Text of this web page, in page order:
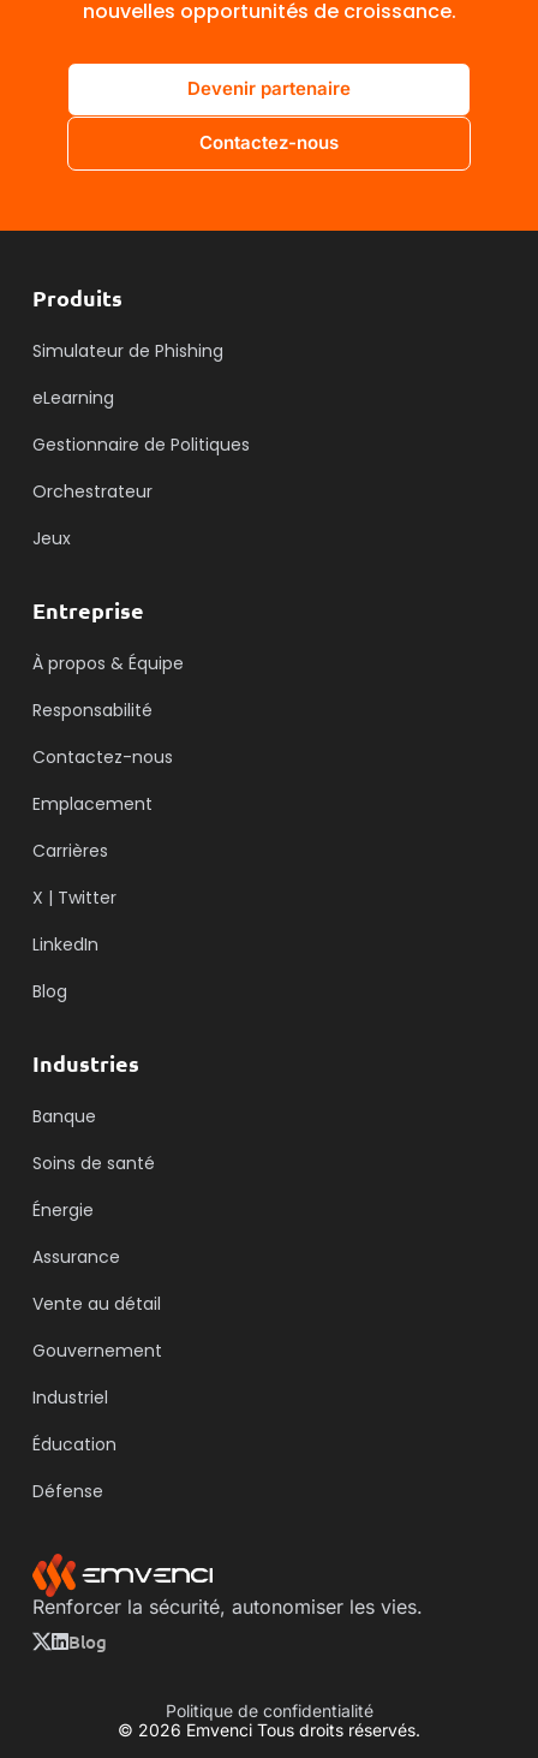
nouvelles opportunités de croissance.
Devenir partenaire
Contactez-nous
Renforcer la sécurité, autonomiser les vies.
Blog
Produits
Simulateur de Phishing
eLearning
Gestionnaire de Politiques
Orchestrateur
Jeux
Entreprise
À propos & Équipe
Responsabilité
Contactez-nous
Emplacement
Carrières
X | Twitter
LinkedIn
Blog
Industries
Banque
Soins de santé
Énergie
Assurance
Vente au détail
Gouvernement
Industriel
Éducation
Défense
© 2026 Emvenci Tous droits réservés.
Politique de confidentialité